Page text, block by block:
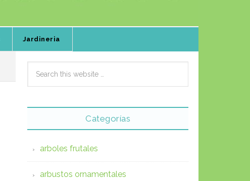
Jardineria
Categorías
arboles frutales
arbustos ornamentales